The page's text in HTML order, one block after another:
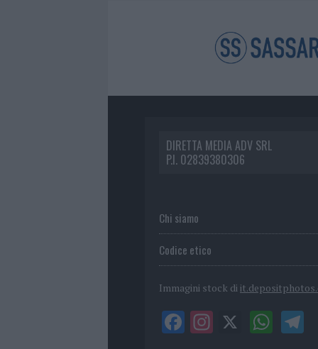
DIRETTA MEDIA ADV SRL
P.I. 02839380306
Chi siamo
Codice etico
Immagini stock di